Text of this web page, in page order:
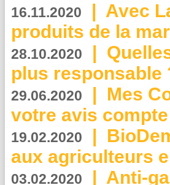
16.11.2020 | Avec
produits de la
28.10.2020 |
plus responsable
29.06.2020 | Mes
votre avis
19.02.2020 |
aux agriculteurs
03.02.2020 | Anti-